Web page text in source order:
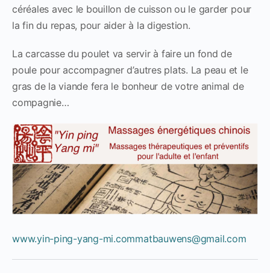
céréales avec le bouillon de cuisson ou le garder pour
la fin du repas, pour aider à la digestion.
La carcasse du poulet va servir à faire un fond de
poule pour accompagner d’autres plats. La peau et le
gras de la viande fera le bonheur de votre animal de
compagnie…
www.yin-ping-yang-mi.commatbauwens@gmail.com